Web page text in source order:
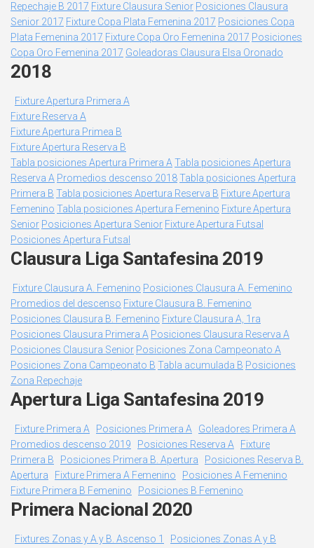
Repechaje B 2017 Fixture Clausura Senior Posiciones Clausura
Senior 2017 Fixture Copa Plata Femenina 2017 Posiciones Copa
Plata Femenina 2017 Fixture Copa Oro Femenina 2017 Posiciones
Copa Oro Femenina 2017 Goleadoras Clausura Elsa Oronado
2018
Fixture Apertura Primera A
Fixture Reserva A
Fixture Apertura Primea B
Fixture Apertura Reserva B
Tabla posiciones Apertura Primera ATabla posiciones Apertura
Reserva A Promedios descenso 2018Tabla posiciones Apertura
Primera B Tabla posiciones Apertura Reserva B Fixture Apertura
Femenino Tabla posiciones Apertura Femenino Fixture Apertura
Senior Posiciones Apertura Senior Fixture Apertura Futsal
Posiciones Apertura Futsal
Clausura Liga Santafesina 2019
Fixture Clausura A. Femenino Posiciones Clausura A. Femenino
Promedios del descenso Fixture Clausura B. Femenino
Posiciones Clausura B. Femenino Fixture Clausura A, 1ra
Posiciones Clausura Primera A Posiciones Clausura Reserva A
Posiciones Clausura Senior Posiciones Zona Campeonato A
Posiciones Zona Campeonato B Tabla acumulada B Posiciones
Zona Repechaje
Apertura Liga Santafesina 2019
Fixture Primera A Posiciones Primera A
Goleadores Primera A
Promedios descenso 2019
Posiciones Reserva A
Fixture
Primera B
Posiciones Primera B. Apertura
Posiciones Reserva B.
Apertura
Fixture Primera A Femenino
Posiciones A Femenino
Fixture Primera B Femenino
Posiciones B Femenino
Primera Nacional 2020
Fixtures Zonas y A y B. Ascenso 1
Posiciones Zonas A y B